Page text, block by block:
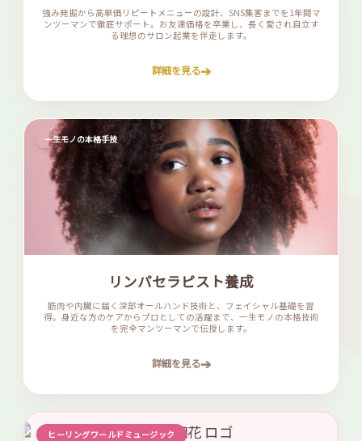
強み発掘から高単価リピートメニューの設計、SNS集客までを1年間マ
ンツーマンで徹底サポート。お友達価格を卒業し、長く愛され自立す
る理想のサロン起業を伴走します。
詳細を見る➔
一生モノの本格手技
リンパセラピスト養成
筋肉や内臓に届く深部オールハンド技術と、フェイシャル基礎を習
得。身近な方のケアからプロとしての活躍まで、一生モノの本格技術
を完全マンツーマンで伝授します。
詳細を見る➔
ヒーリングワールドミュージック